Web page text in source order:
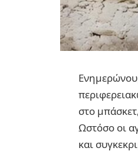
στο
Ωστόσο οι
και